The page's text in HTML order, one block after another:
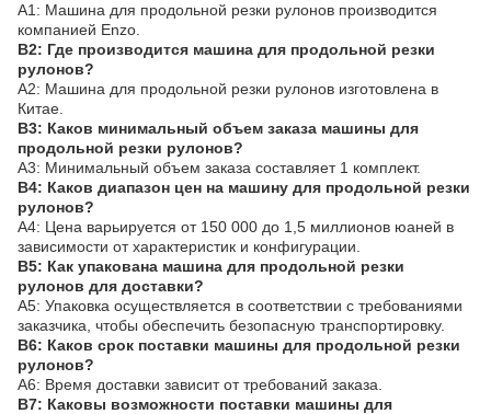
A1: Машина для продольной резки рулонов производится
компанией Enzo.
В2: Где производится машина для продольной резки
рулонов?
A2: Машина для продольной резки рулонов изготовлена ​​в
Китае.
В3: Каков минимальный объем заказа машины для
продольной резки рулонов?
A3: Минимальный объем заказа составляет 1 комплект.
В4: Каков диапазон цен на машину для продольной резки
рулонов?
A4: Цена варьируется от 150 000 до 1,5 миллионов юаней в
зависимости от характеристик и конфигурации.
В5: Как упакована машина для продольной резки
рулонов для доставки?
A5: Упаковка осуществляется в соответствии с требованиями
заказчика, чтобы обеспечить безопасную транспортировку.
В6: Каков срок поставки машины для продольной резки
рулонов?
A6: Время доставки зависит от требований заказа.
В7: Каковы возможности поставки машины для